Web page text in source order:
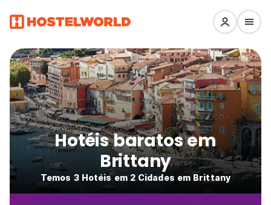
Hotéis baratos em
Brittany
Temos 3 Hotéis em 2 Cidades em Brittany